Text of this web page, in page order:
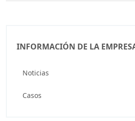
INFORMACIÓN DE LA
Noticias
Casos